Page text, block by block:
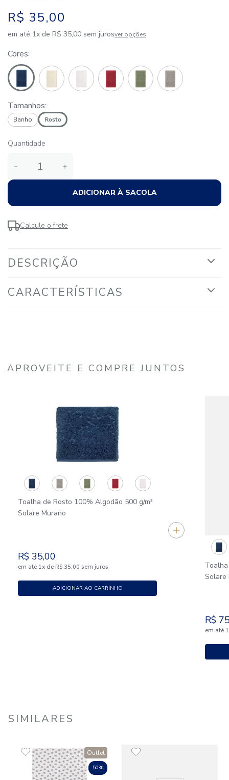
R$ 35,00
em até 1x de R$ 35,00 sem jurosver opções
Cores
Tamanhos:
Banho Rosto
Quantidade
＋
－
ADICIONAR À SACOLA
Calcule o frete
DESCRIÇÃO
CARACTERÍSTICAS
APROVEITE E COMPRE JUNTOS
Toalha de Rosto 100% Algodão 500 g/m²
Solare Murano
R$ 35,00
em até 1x de R$ 35,00 sem juros
ADICIONAR AO CARRINHO
Solare
R$
em até 1
SIMILARES
50%
Outlet